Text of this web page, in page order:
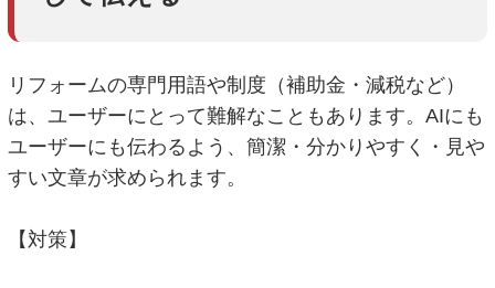
リフォームの専門用語や制度（補助金・減税など）
は、ユーザーにとって難解なこともあります。AIにも
ユーザーにも伝わるよう、簡潔・分かりやすく・見や
すい文章が求められます。
【対策】